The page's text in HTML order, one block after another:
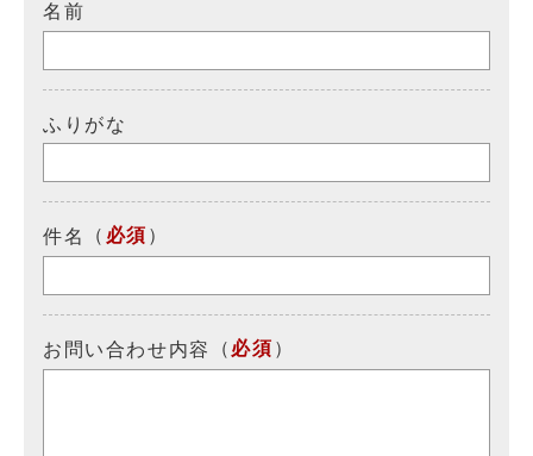
名前
ふりがな
件名 （ 必須 ）
お問い合わせ内容 （ 必須 ）